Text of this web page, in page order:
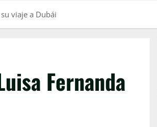
viaje a Dubái
Fernanda